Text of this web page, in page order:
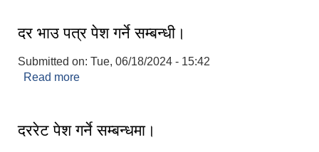
दर भाउ पत्र पेश गर्ने सम्बन्धी।
Submitted on: Tue, 06/18/2024 - 15:42
Read more
दररेट पेश गर्ने सम्बन्धमा।